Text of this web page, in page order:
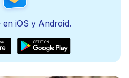
en iOS y Android.